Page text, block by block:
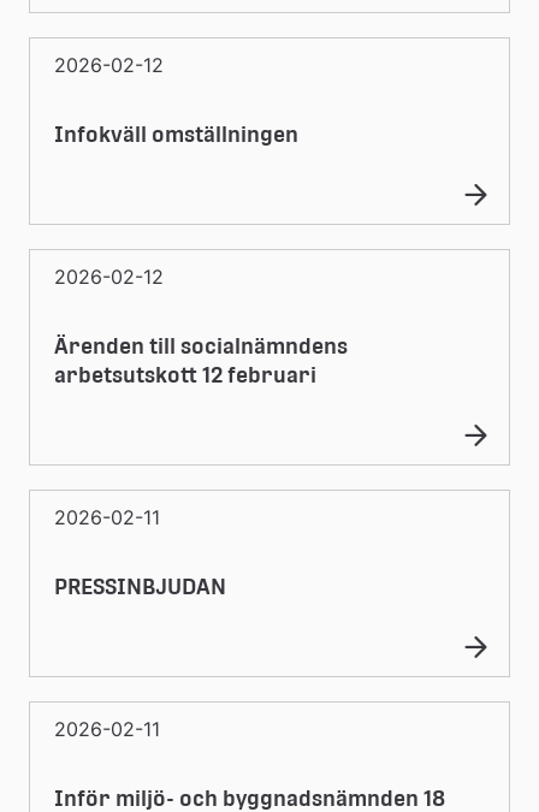
2026-02-12
Infokväll omställningen
2026-02-12
Ärenden till socialnämndens
arbetsutskott 12 februari
2026-02-11
PRESSINBJUDAN
2026-02-11
Inför miljö- och byggnadsnämnden 18